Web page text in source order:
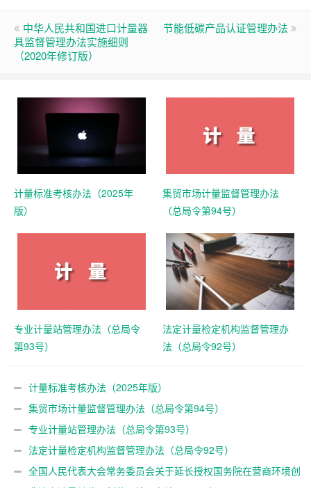
中华人民共和国进口计量器
具监督管理办法实施细则
（2020年修订版）
节能低碳产品认证管理办法
计量标准考核办法（2025年
版）
集贸市场计量监督管理办法
（总局令第94号）
专业计量站管理办法（总局令
第93号）
法定计量检定机构监督管理办
法（总局令92号）
计量标准考核办法（2025年版）
集贸市场计量监督管理办法（总局令第94号）
专业计量站管理办法（总局令第93号）
法定计量检定机构监督管理办法（总局令92号）
全国人民代表大会常务委员会关于延长授权国务院在营商环境创